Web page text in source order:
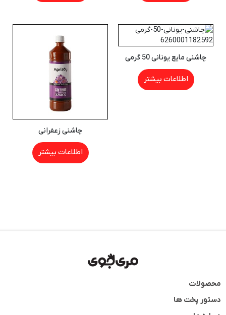
چاشنی مایع یونانی 50 گرمی
اطلاعات بیشتر
چاشنی زعفرانی
اطلاعات بیشتر
محصولات
دستور پخت ها